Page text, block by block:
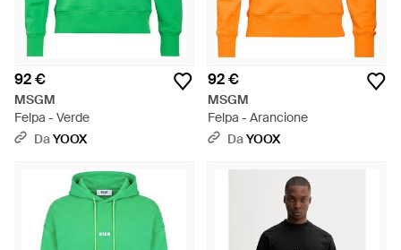
92 €
MSGM
Felpa - Verde
DaYOOX
92 €
MSGM
Felpa - Arancione
DaYOOX